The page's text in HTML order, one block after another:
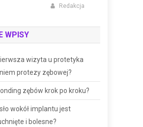
Redakcja
WPISY
wizyta u protetyka
protezy zębowej?
zębów krok po kroku?
wokół implantu jest
i bolesne?